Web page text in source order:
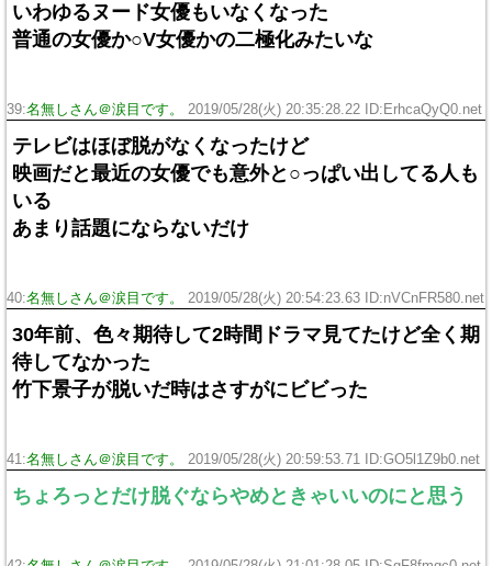
いわゆるヌード女優もいなくなった
普通の女優か○V女優かの二極化みたいな
39:名無しさん＠涙目です。 2019/05/28(火) 20:35:28.22 ID:ErhcaQyQ0.net
テレビはほぼ脱がなくなったけど
映画だと最近の女優でも意外と○っぱい出してる人も
いる
あまり話題にならないだけ
40:名無しさん＠涙目です。 2019/05/28(火) 20:54:23.63 ID:nVCnFR580.net
30年前、色々期待して2時間ドラマ見てたけど全く期
待してなかった
竹下景子が脱いだ時はさすがにビビった
41:名無しさん＠涙目です。 2019/05/28(火) 20:59:53.71 ID:GO5l1Z9b0.net
ちょろっとだけ脱ぐならやめときゃいいのにと思う